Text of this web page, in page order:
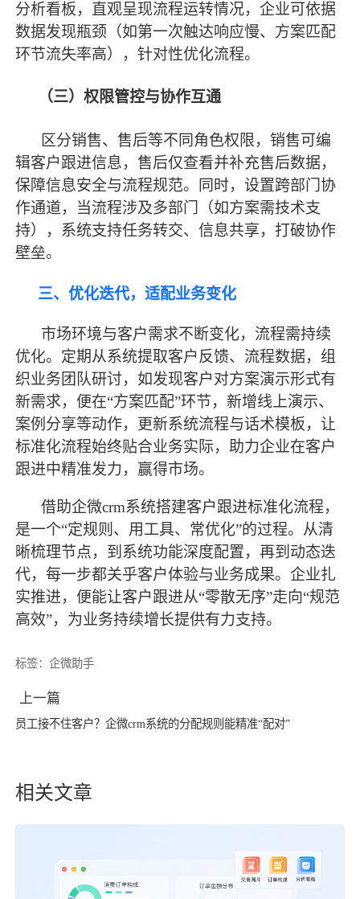
分析看板，直观呈现流程运转情况，企业可依据
数据发现瓶颈（如第一次触达响应慢、方案匹配
环节流失率高），针对性优化流程。
（三）权限管控与协作互通
区分销售、售后等不同角色权限，销售可编
辑客户跟进信息，售后仅查看并补充售后数据，
保障信息安全与流程规范。同时，设置跨部门协
作通道，当流程涉及多部门（如方案需技术支
持），系统支持任务转交、信息共享，打破协作
壁垒。
三、优化迭代，适配业务变化
市场环境与客户需求不断变化，流程需持续
优化。定期从系统提取客户反馈、流程数据，组
织业务团队研讨，如发现客户对方案演示形式有
新需求，便在“方案匹配”环节，新增线上演示、
案例分享等动作，更新系统流程与话术模板，让
标准化流程始终贴合业务实际，助力企业在客户
跟进中精准发力，赢得市场。
借助企微crm系统搭建客户跟进标准化流程，
是一个“定规则、用工具、常优化”的过程。从清
晰梳理节点，到系统功能深度配置，再到动态迭
代，每一步都关乎客户体验与业务成果。企业扎
实推进，便能让客户跟进从“零散无序”走向“规范
高效”，为业务持续增长提供有力支持。
标签：企微助手
上一篇
员工接不住客户？企微crm系统的分配规则能精准“配对”
相关文章